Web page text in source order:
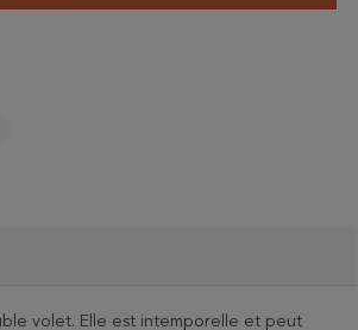
volet. Elle est intemporelle et peut